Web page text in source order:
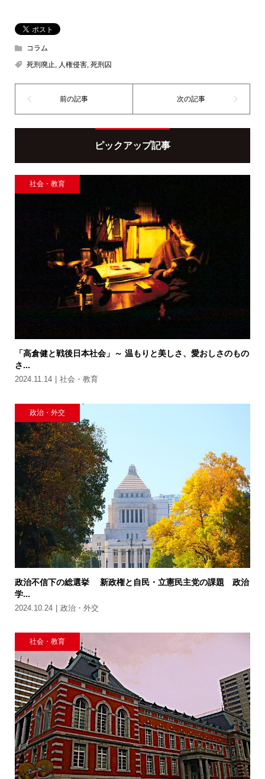
コラム
死刑廃止, 人権侵害, 死刑囚
ピックアップ記事
社会・教育
「高倉健と戦後日本社会」～ 温もりと美しさ、愛おしさのもの
さ...
2024.11.14 社会・教育
政治・外交
政治不信下の総選挙 新政権と自民・立憲民主党の課題 政治
学...
2024.10.24 政治・外交
社会・教育